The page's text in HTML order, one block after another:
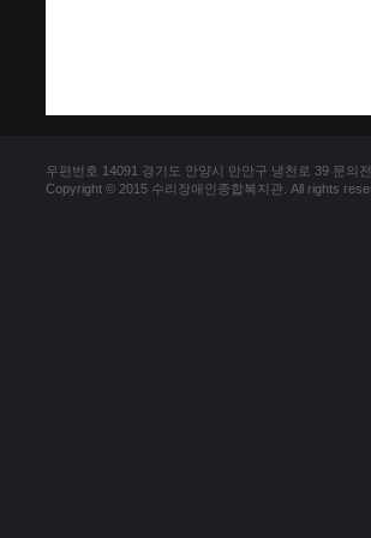
우편번호 14091 경기도 안양시 만안구 냉천로 39 문의
Copyright © 2015 수리장애인종합복지관. All rights